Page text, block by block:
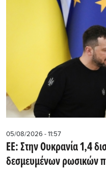
05/08/2026 - 11:57
ΕΕ: Στην Ουκρανία 1,4
δεσμευμένων ρωσικών